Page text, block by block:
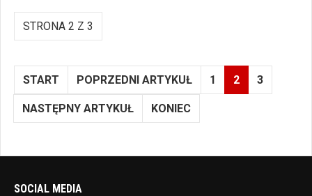
STRONA 2 Z 3
START POPRZEDNI ARTYKUŁ 1 2 3
NASTĘPNY ARTYKUŁ KONIEC
SOCIAL MEDIA